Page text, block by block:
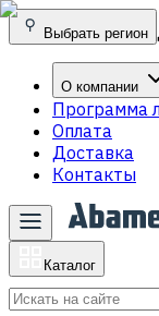
Выбрать регион
О компании
Программа
Оплата
Доставка
Контакты
Каталог